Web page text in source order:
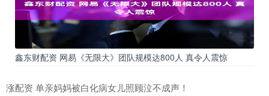
鑫东财配资 网易《无限大》团队规模达800人 真令人震惊
涨配资 单亲妈妈被白化病女儿照顾泣不成声！